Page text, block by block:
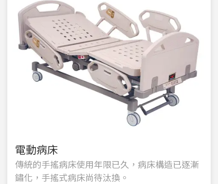
電動病床
傳統的手搖病床使用年限已久，病床構造已逐漸
鏽化，手搖式病床尚待汰換。